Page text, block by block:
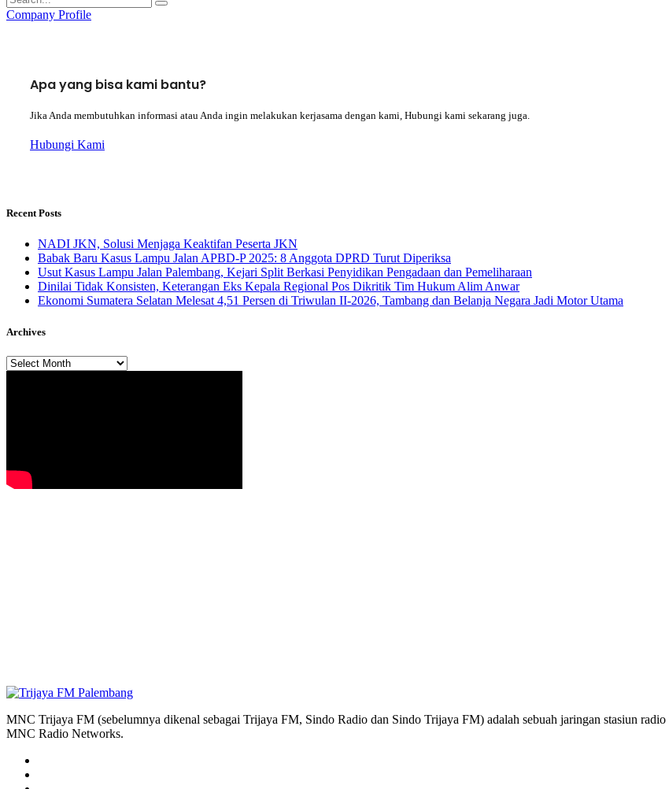
Company Profile
Apa yang bisa kami bantu?
Jika Anda membutuhkan informasi atau Anda ingin melakukan kerjasama dengan kami, Hubungi kami sekarang juga.
Hubungi Kami
Recent Posts
NADI JKN, Solusi Menjaga Keaktifan Peserta JKN
Babak Baru Kasus Lampu Jalan APBD-P 2025: 8 Anggota DPRD Turut Diperiksa
Usut Kasus Lampu Jalan Palembang, Kejari Split Berkasi Penyidikan Pengadaan dan Pemeliharaan
Dinilai Tidak Konsisten, Keterangan Eks Kepala Regional Pos Dikritik Tim Hukum Alim Anwar
Ekonomi Sumatera Selatan Melesat 4,51 Persen di Triwulan II-2026, Tambang dan Belanja Negara Jadi Motor Utama
Archives
Archives
MNC Trijaya FM (sebelumnya dikenal sebagai Trijaya FM, Sindo Radio dan Sindo Trijaya FM) adalah sebuah jaringan stasiun
MNC Radio Networks.